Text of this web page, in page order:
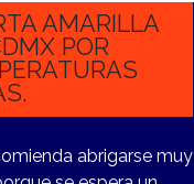
AMARILLA
POR
abrigarse muy